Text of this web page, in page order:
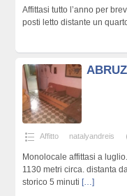
Affittasi tutto l’anno per
posti letto distante un
Affitto natalyandreis
Monolocale affittasi a
1130 metri circa. distanta
storico 5 minuti […]